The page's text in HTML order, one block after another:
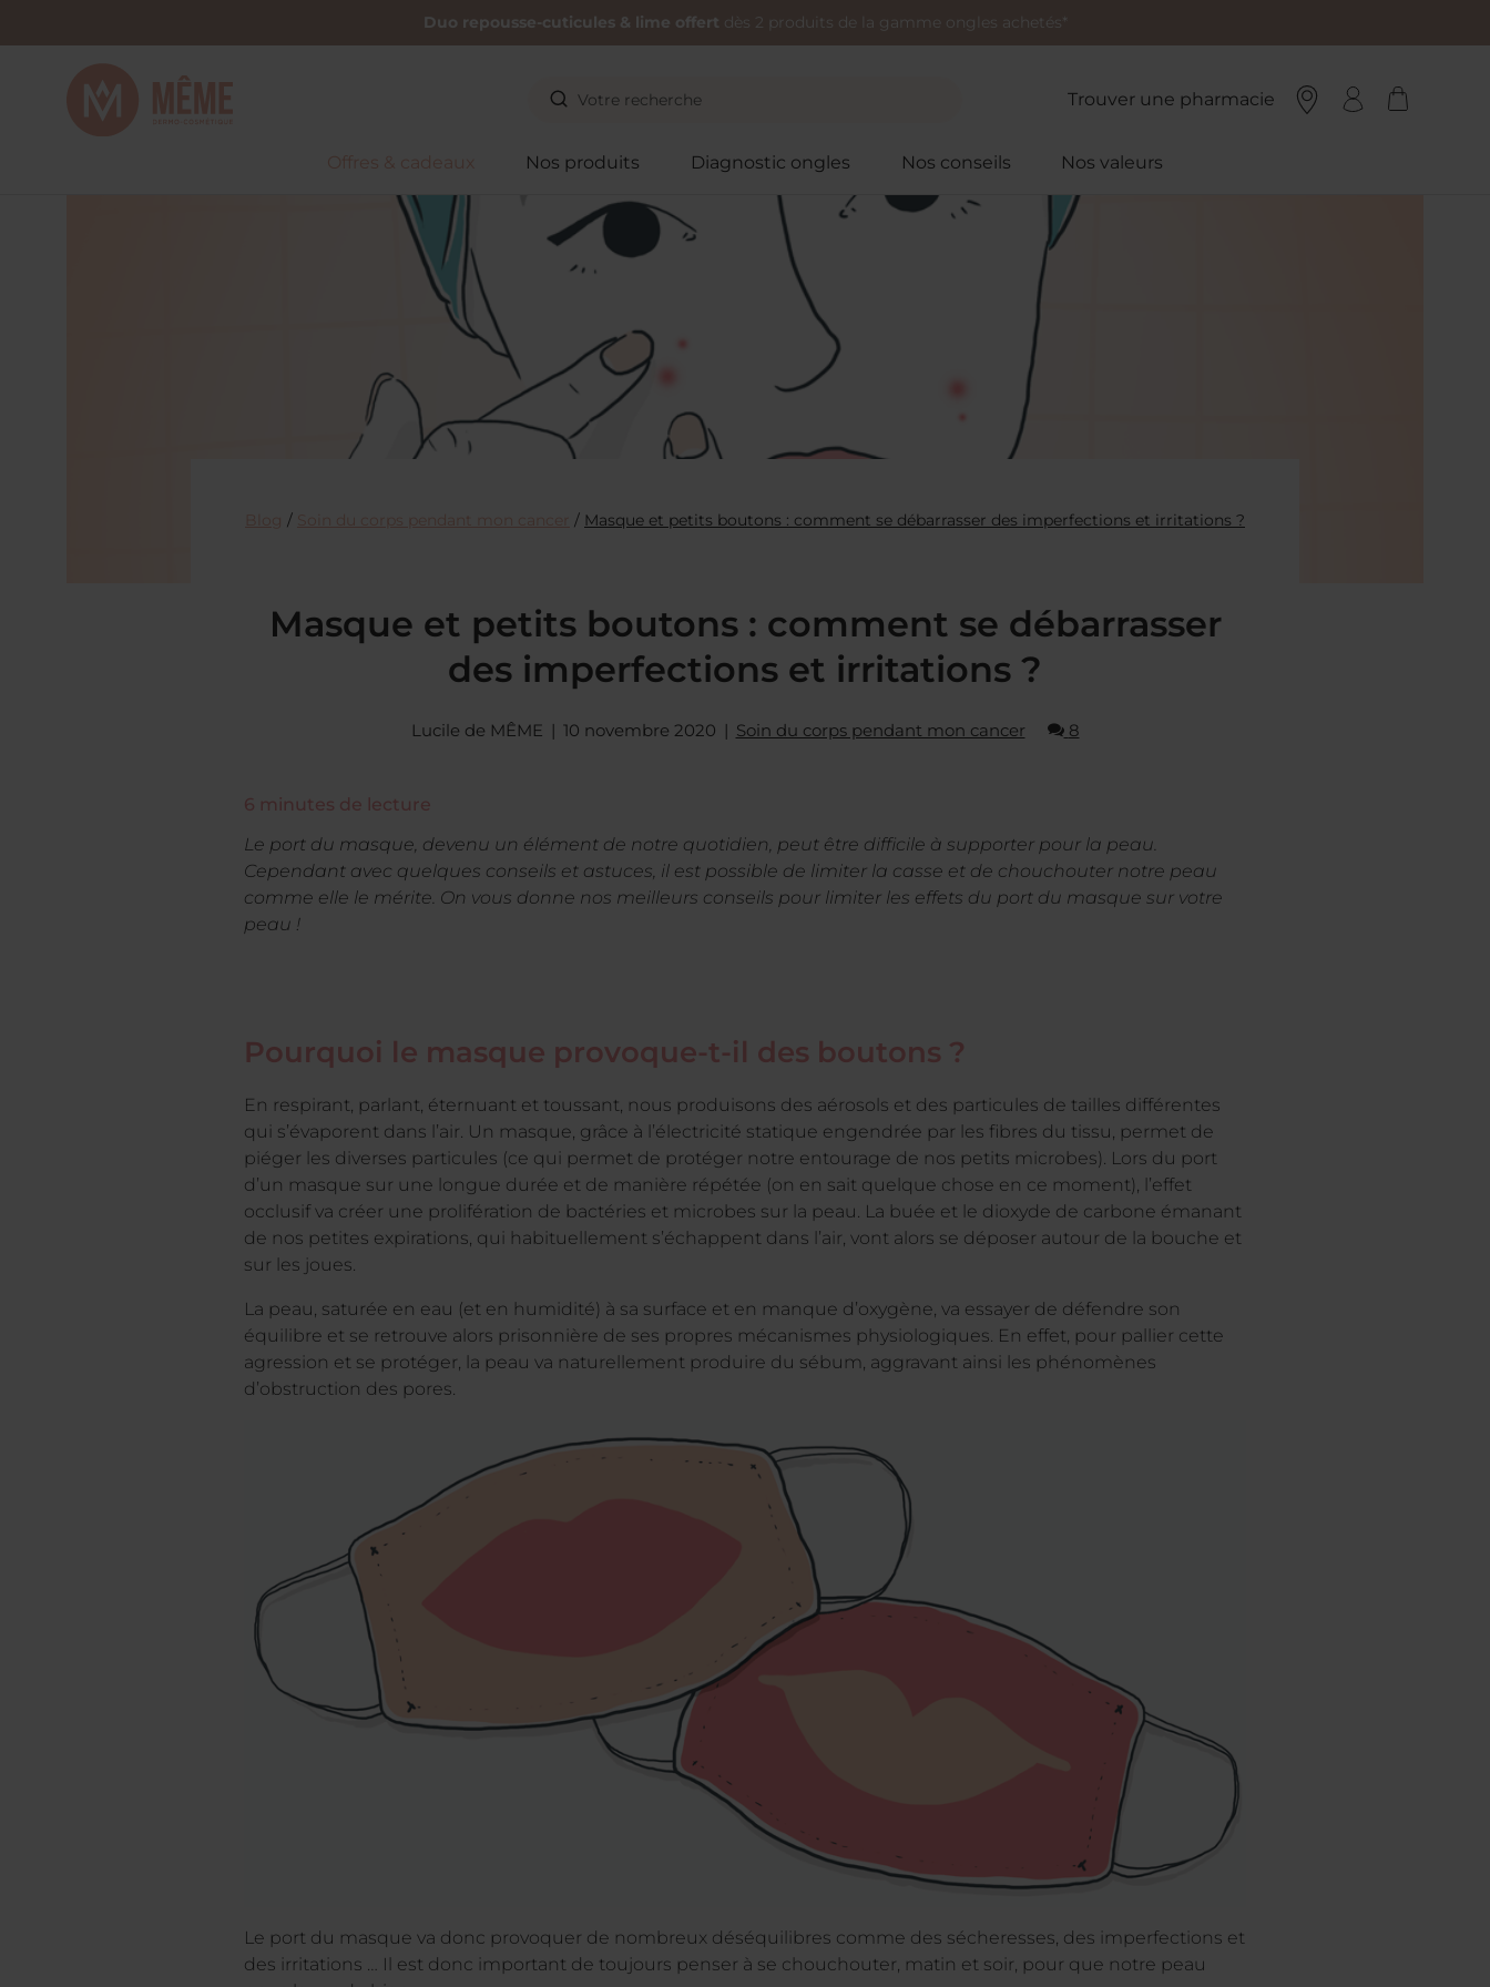
Duo repousse-cuticules & lime offert dès 2 produits de la gamme ongles achetés*
Trouver une pharmacie
Offres & cadeaux Nos produits Diagnostic ongles Nos conseils Nos valeurs
Blog / Soin du corps pendant mon cancer / Masque et petits boutons : comment se débarrasser des imperfections et irritations ?
Masque et petits boutons : comment se débarrasser
des imperfections et irritations ?
Lucile de MÊME 10 novembre 2020 Soin du corps pendant mon cancer 8
6 minutes de lecture
Le port du masque, devenu un élément de notre quotidien, peut être difficile à supporter pour la peau.
Cependant avec quelques conseils et astuces, il est possible de limiter la casse et de chouchouter notre peau
comme elle le mérite. On vous donne nos meilleurs conseils pour limiter les effets du port du masque sur votre
peau !
Pourquoi le masque provoque-t-il des boutons ?
En respirant, parlant, éternuant et toussant, nous produisons des aérosols et des particules de tailles différentes
qui s’évaporent dans l’air. Un masque, grâce à l’électricité statique engendrée par les fibres du tissu, permet de
piéger les diverses particules (ce qui permet de protéger notre entourage de nos petits microbes). Lors du port
d’un masque sur une longue durée et de manière répétée (on en sait quelque chose en ce moment), l’effet
occlusif va créer une prolifération de bactéries et microbes sur la peau. La buée et le dioxyde de carbone émanant
de nos petites expirations, qui habituellement s’échappent dans l’air, vont alors se déposer autour de la bouche et
sur les joues.
La peau, saturée en eau (et en humidité) à sa surface et en manque d’oxygène, va essayer de défendre son
équilibre et se retrouve alors prisonnière de ses propres mécanismes physiologiques. En effet, pour pallier cette
agression et se protéger, la peau va naturellement produire du sébum, aggravant ainsi les phénomènes
d’obstruction des pores.
Le port du masque va donc provoquer de nombreux déséquilibres comme des sécheresses, des imperfections et
des irritations … Il est donc important de toujours penser à se chouchouter, matin et soir, pour que notre peau